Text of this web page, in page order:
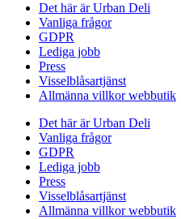
Det här är Urban Deli
Vanliga frågor
GDPR
Lediga jobb
Press
Visselblåsartjänst
Allmänna villkor webbutik
Det här är Urban Deli
Vanliga frågor
GDPR
Lediga jobb
Press
Visselblåsartjänst
Allmänna villkor webbutik